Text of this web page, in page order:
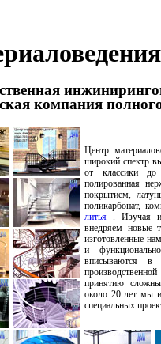
компания
Центр
широкий спектр
от классики до
полированная
покрытием,
поликарбонат,
литья . Изучая
внедряем новые
изготовленные
и
вписываются в
принятию
около 20 лет мы
специальных